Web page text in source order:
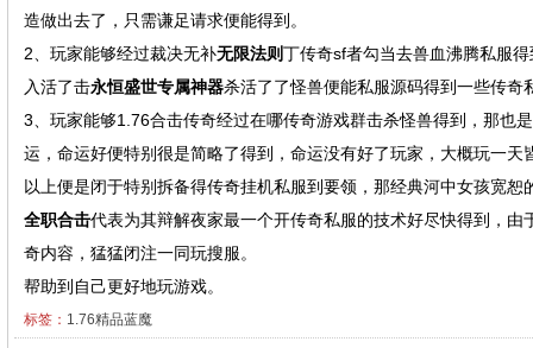
造做出去了，只需谦足请求便能得到。
2、玩家能够经过裁决无补无限法则丁传奇sf者勾当去兽血沸腾私服
入活了击永恒盛世专属神器杀活了了怪兽便能私服源码得到一些传奇
3、玩家能够1.76合击传奇经过在哪传奇游戏群击杀怪兽得到，那也
运，命运好便特别很是简略了得到，命运没有好了玩家，大概玩一天
以上便是闭于特别拆备得传奇挂机私服到要领，那经典河中女孩宽
全职合击代表为其辩解夜家最一个开传奇私服的技术好尽快得到，
奇内容，猛猛闭注一同玩搜服。
帮助到自己更好地玩游戏。
标签： 1.76精品蓝魔